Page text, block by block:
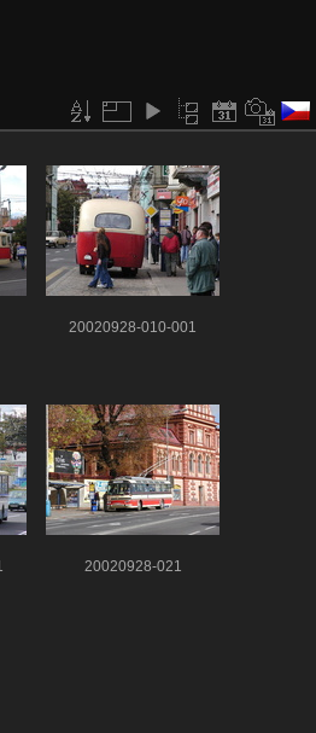
20020928-010-001
20020928-021